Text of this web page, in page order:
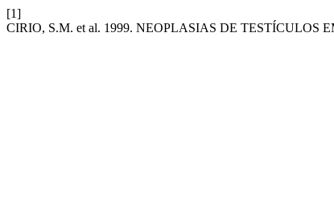
[1]
CIRIO, S.M. et al. 1999. NEOPLASIAS DE TESTÍCULOS